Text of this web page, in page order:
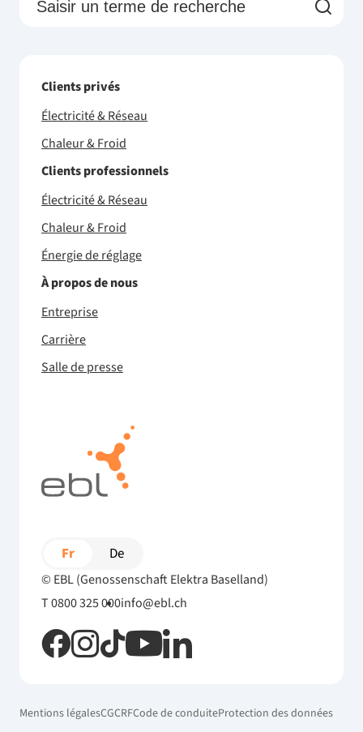
Clients privés
Électricité & Réseau
Chaleur & Froid
Clients professionnels
Électricité & Réseau
Chaleur & Froid
Énergie de réglage
À propos de nous
Entreprise
Carrière
Salle de presse
© EBL (Genossenschaft Elektra Baselland)
T 0800 325 000info@ebl.ch
Fr De
Mentions légalesCGCRFCode de conduiteProtection des données